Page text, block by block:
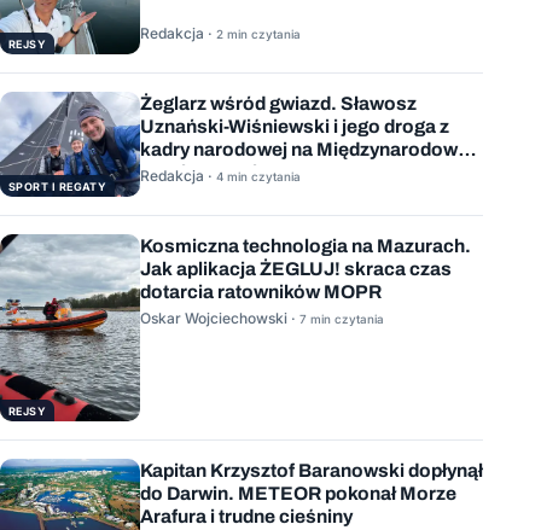
REJSY
Redakcja · 2 min czytania
SPORT I REGATY
Żeglarz wśród gwiazd. Sławosz
Uznański-Wiśniewski i jego droga z
kadry narodowej na Międzynarodową
Stację Kosmiczną
Redakcja · 4 min czytania
REJSY
Kosmiczna technologia na Mazurach.
Jak aplikacja ŻEGLUJ! skraca czas
dotarcia ratowników MOPR
Oskar Wojciechowski · 7 min czytania
Kapitan Krzysztof Baranowski dopłynął
do Darwin. METEOR pokonał Morze
Arafura i trudne cieśniny